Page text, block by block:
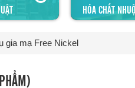
HÓA CHẤT
gia mạ Free Nickel